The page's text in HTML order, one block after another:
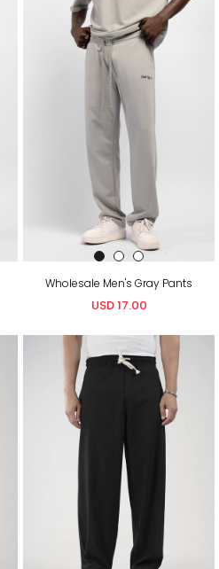
Wholesale Men's Gray Pants
USD 17.00